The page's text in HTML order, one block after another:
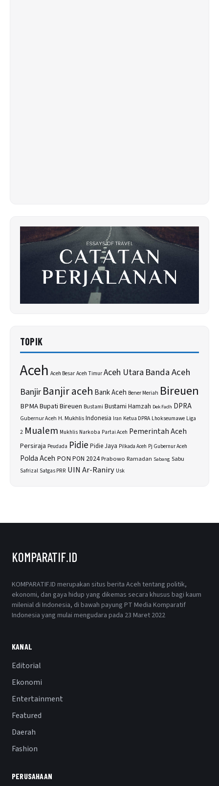
TOPIK
Aceh Aceh BesarAceh TimurAceh Utara Banda Aceh
BanjirBanjir aceh Bank Aceh Bener Meriah Bireuen
BPMABupati Bireuen Bustami Bustami Hamzah Dek Fadh DPRA
Gubernur Aceh H. MukhlisIndonesia Iran Ketua DPRA Lhokseumawe Liga
2 Mualem Mukhlis Narkoba Partai Aceh Pemerintah Aceh
Persiraja Peudada Pidie Pidie Jaya Pilkada Aceh Pj Gubernur Aceh
Polda Aceh PON PON 2024Prabowo Ramadan Sabang Sabu
Safrizal Satgas PRR UIN Ar-Raniry Usk
KOMPARATIF.ID
KOMPARATIF.ID merupakan situs berita Aceh tentang politik,
ekonomi, dan gaya hidup yang dikemas secara khusus bagi kaum
milenial di Indonesia, di bawah payung PT Media Komparatif
Indonesia yang mulai mengudara pada 23 Maret 2022
KANAL
Editorial
Ekonomi
Entertainment
Featured
Daerah
Fashion
PERUSAHAAN